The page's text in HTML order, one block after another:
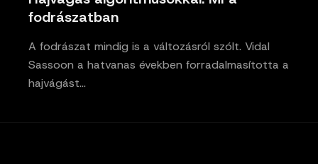
fodrászatban
A fodrászat mindig is a változásról szólt. Vidal
Sassoon a hatvanas években forradalmasította a
hajvágást…